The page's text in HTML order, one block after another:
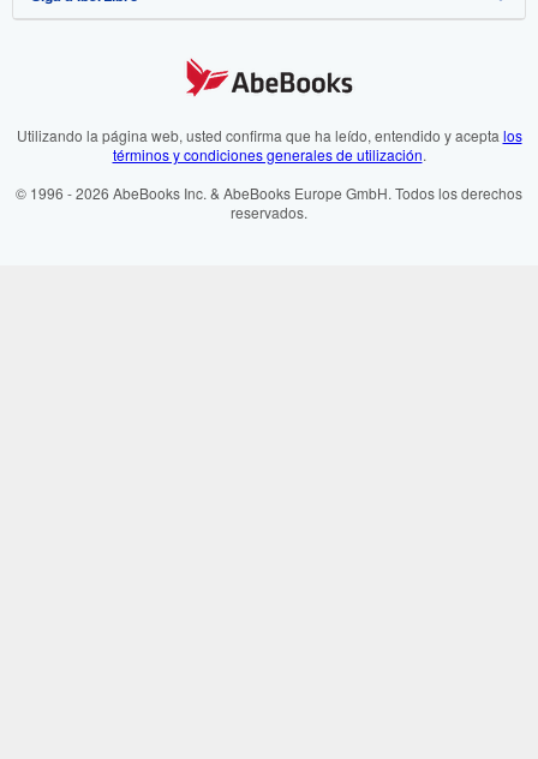
Preferencias de cookies
Aviso de cookies
AbeBooks.fr
Utilizando la página web, usted confirma que ha leído, entendido y acepta los
términos y condiciones generales de utilización.
© 1996 - 2026 AbeBooks Inc. & AbeBooks Europe GmbH. Todos los derechos
reservados.